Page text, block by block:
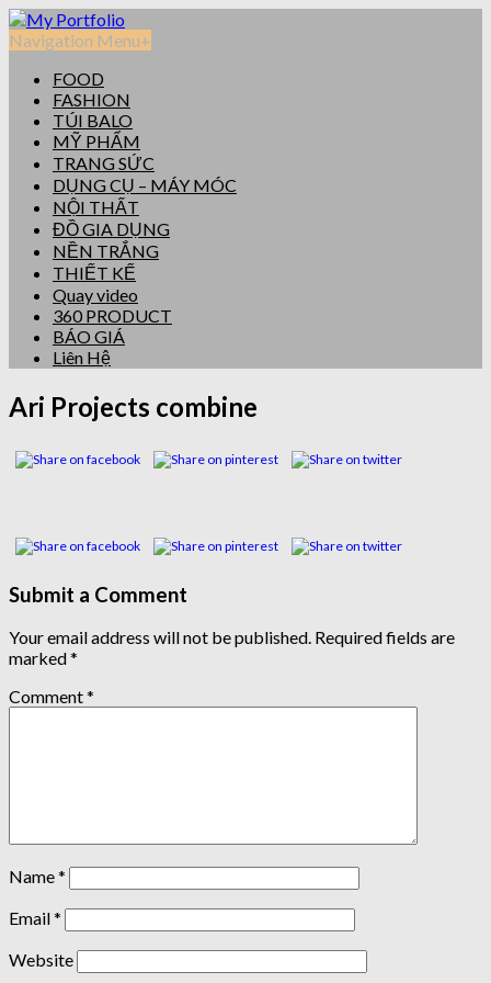
Navigation Menu+
FOOD
FASHION
TÚI BALO
MỸ PHẨM
TRANG SỨC
DỤNG CỤ – MÁY MÓC
NỘI THẤT
ĐỒ GIA DỤNG
NỀN TRẮNG
THIẾT KẾ
Quay video
360 PRODUCT
BÁO GIÁ
Liên Hệ
Ari Projects combine
Submit a Comment
Your email address will not be published. Required fields are
marked*
Comment*
Name*
Email*
Website